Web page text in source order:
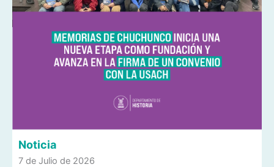
Noticia
7 de Julio de 2026